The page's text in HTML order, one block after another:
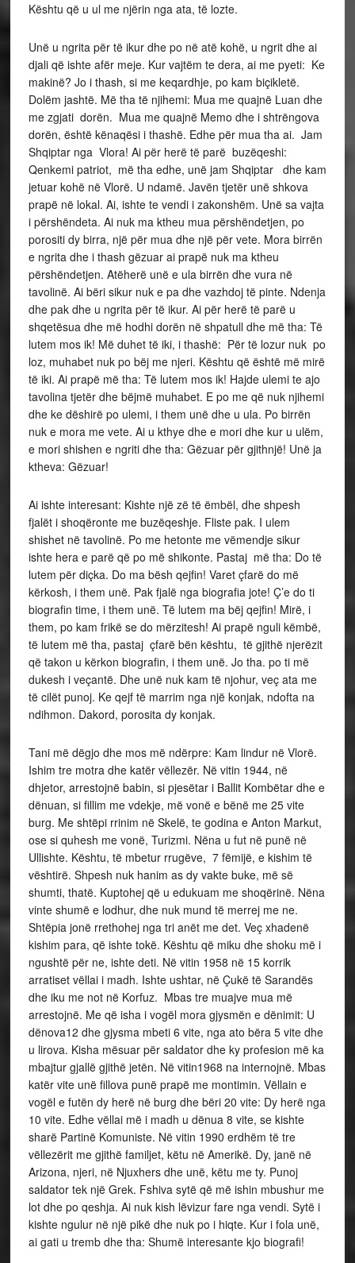
Kështu që u ul me njërin nga ata, të lozte.
Unë u ngrita për të ikur dhe po në atë kohë, u ngrit dhe ai
djali që ishte afër meje. Kur vajtëm te dera, ai me pyeti: Ke
makinë? Jo i thash, si me keqardhje, po kam biçikletë.
Dolëm jashtë. Më tha të njihemi: Mua me quajnë Luan dhe
me zgjati dorën. Mua me quajnë Memo dhe i shtrëngova
dorën, është kënaqësi i thashë. Edhe për mua tha ai. Jam
Shqiptar nga Vlora! Ai për herë të parë buzëqeshi:
Qenkemi patriot, më tha edhe, unë jam Shqiptar dhe kam
jetuar kohë në Vlorë. U ndamë. Javën tjetër unë shkova
prapë në lokal. Ai, ishte te vendi i zakonshëm. Unë sa vajta
i përshëndeta. Ai nuk ma ktheu mua përshëndetjen, po
porositi dy birra, një për mua dhe një për vete. Mora birrën
e ngrita dhe i thash gëzuar ai prapë nuk ma ktheu
përshëndetjen. Atëherë unë e ula birrën dhe vura në
tavolinë. Ai bëri sikur nuk e pa dhe vazhdoj të pinte. Ndenja
dhe pak dhe u ngrita për të ikur. Ai për herë të parë u
shqetësua dhe më hodhi dorën në shpatull dhe më tha: Të
lutem mos ik! Më duhet të iki, i thashë: Për të lozur nuk po
loz, muhabet nuk po bëj me njeri. Kështu që është më mirë
të iki. Ai prapë më tha: Të lutem mos ik! Hajde ulemi te ajo
tavolina tjetër dhe bëjmë muhabet. E po me që nuk njihemi
dhe ke dëshirë po ulemi, i them unë dhe u ula. Po birrën
nuk e mora me vete. Ai u kthye dhe e mori dhe kur u ulëm,
e mori shishen e ngriti dhe tha: Gëzuar për gjithnjë! Unë ja
ktheva: Gëzuar!
Ai ishte interesant: Kishte një zë të ëmbël, dhe shpesh
fjalët i shoqëronte me buzëqeshje. Fliste pak. I ulem
shishet në tavolinë. Po me hetonte me vëmendje sikur
ishte hera e parë që po më shikonte. Pastaj më tha: Do të
lutem për diçka. Do ma bësh qejfin! Varet çfarë do më
kërkosh, i them unë. Pak fjalë nga biografia jote! Ç’e do ti
biografin time, i them unë. Të lutem ma bëj qejfin! Mirë, i
them, po kam frikë se do mërzitesh! Ai prapë nguli këmbë,
të lutem më tha, pastaj çfarë bën kështu, të gjithë njerëzit
që takon u kërkon biografin, i them unë. Jo tha. po ti më
dukesh i veçantë. Dhe unë nuk kam të njohur, veç ata me
të cilët punoj. Ke qejf të marrim nga një konjak, ndofta na
ndihmon. Dakord, porosita dy konjak.
Tani më dëgjo dhe mos më ndërpre: Kam lindur në Vlorë.
Ishim tre motra dhe katër vëllezër. Në vitin 1944, në
dhjetor, arrestojnë babin, si pjesëtar i Ballit Kombëtar dhe e
dënuan, si fillim me vdekje, më vonë e bënë me 25 vite
burg. Me shtëpi rrinim në Skelë, te godina e Anton Markut,
ose si quhesh me vonë, Turizmi. Nëna u fut në punë në
Ullishte. Kështu, të mbetur rrugëve, 7 fëmijë, e kishim të
vështirë. Shpesh nuk hanim as dy vakte buke, më së
shumti, thatë. Kuptohej që u edukuam me shoqërinë. Nëna
vinte shumë e lodhur, dhe nuk mund të merrej me ne.
Shtëpia jonë rrethohej nga tri anët me det. Veç xhadenë
kishim para, që ishte tokë. Kështu që miku dhe shoku më i
ngushtë për ne, ishte deti. Në vitin 1958 në 15 korrik
arratiset vëllai i madh. Ishte ushtar, në Çukë të Sarandës
dhe iku me not në Korfuz. Mbas tre muajve mua më
arrestojnë. Me që isha i vogël mora gjysmën e dënimit: U
dënova12 dhe gjysma mbeti 6 vite, nga ato bëra 5 vite dhe
u lirova. Kisha mësuar për saldator dhe ky profesion më ka
mbajtur gjallë gjithë jetën. Në vitin1968 na internojnë. Mbas
katër vite unë fillova punë prapë me montimin. Vëllain e
vogël e futën dy herë në burg dhe bëri 20 vite: Dy herë nga
10 vite. Edhe vëllai më i madh u dënua 8 vite, se kishte
sharë Partinë Komuniste. Në vitin 1990 erdhëm të tre
vëllezërit me gjithë familjet, këtu në Amerikë. Dy, janë në
Arizona, njeri, në Njuxhers dhe unë, këtu me ty. Punoj
saldator tek një Grek. Fshiva sytë që më ishin mbushur me
lot dhe po qeshja. Ai nuk kish lëvizur fare nga vendi. Sytë i
kishte ngulur në një pikë dhe nuk po i hiqte. Kur i fola unë,
ai gati u tremb dhe tha: Shumë interesante kjo biografi!